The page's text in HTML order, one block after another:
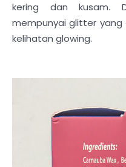
kering dan kusam.
mempunyai glitter yang
kelihatan glowing.